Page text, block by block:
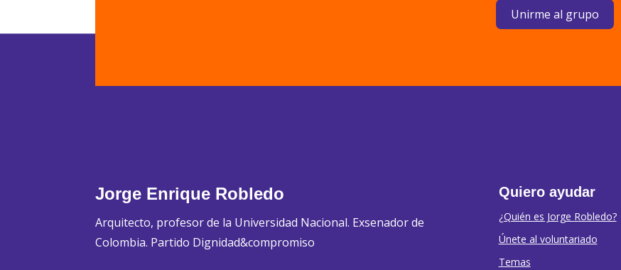
Unirme al grupo
Jorge Enrique Robledo
Arquitecto, profesor de la Universidad Nacional. Exsenador de
Colombia. Partido Dignidad&compromiso
Quiero ayudar
¿Quién es Jorge Robledo?
Únete al voluntariado
Temas